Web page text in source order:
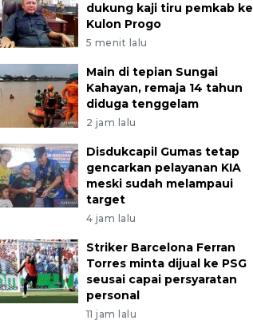
dukung kaji tiru pemkab ke
Kulon Progo
5 menit lalu
Main di tepian Sungai
Kahayan, remaja 14 tahun
diduga tenggelam
2 jam lalu
Disdukcapil Gumas tetap
gencarkan pelayanan KIA
meski sudah melampaui
target
4 jam lalu
Striker Barcelona Ferran
Torres minta dijual ke PSG
seusai capai persyaratan
personal
11 jam lalu